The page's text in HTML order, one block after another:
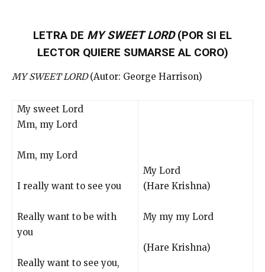
LETRA DE MY SWEET LORD(POR SI EL
LECTOR QUIERE SUMARSE AL CORO)
MY SWEET LORD(Autor: George Harrison)
My sweet Lord
Mm, my Lord
Mm, my Lord
I really want to see you
Really want to be with
you
Really want to see you,
My Lord
(Hare Krishna)
My my my Lord
(Hare Krishna)